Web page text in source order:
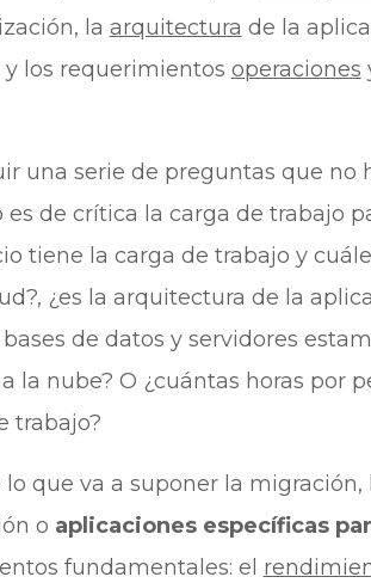
la arquitectura de la
los requerimientos operaciones
una serie de preguntas que no
de crítica la carga de trabajo
tiene la carga de trabajo y
¿es la arquitectura de la
de datos y servidores
la nube? O ¿cuántas horas por
trabajo?
que va a suponer la migración,
o aplicaciones específicas
fundamentales: el